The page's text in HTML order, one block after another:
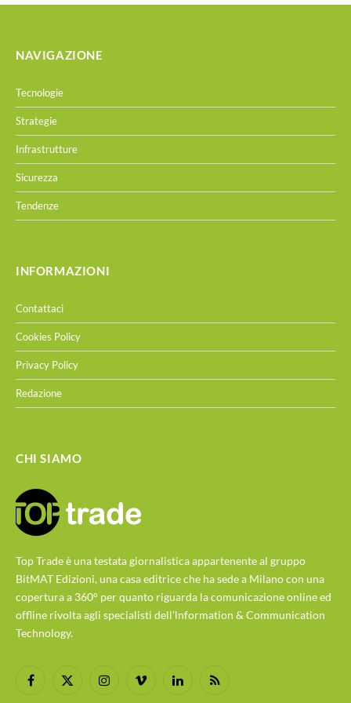
NAVIGAZIONE
Tecnologie
Strategie
Infrastrutture
Sicurezza
Tendenze
INFORMAZIONI
Contattaci
Cookies Policy
Privacy Policy
Redazione
CHI SIAMO
Top Trade è una testata giornalistica appartenente al gruppo
BitMAT Edizioni, una casa editrice che ha sede a Milano con una
copertura a 360° per quanto riguarda la comunicazione online ed
offline rivolta agli specialisti dell'lnformation & Communication
Technology.
Facebook
X
InstagramVimeo LinkedInRSS